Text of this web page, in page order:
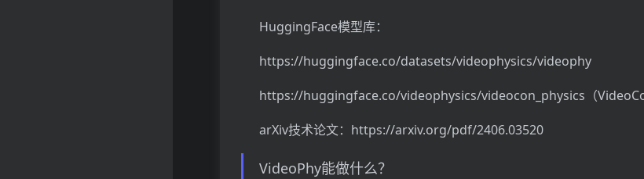
HuggingFace模型库：
https://huggingface.co/datasets/videophysics/videophy
https://huggingface.co/videophysics/videocon_physics（
arXiv技术论文：https://arxiv.org/pdf/2406.03520
VideoPhy能做什么？